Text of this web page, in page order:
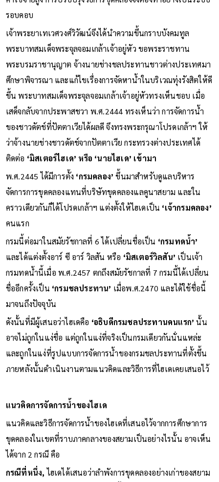
รอบคอบ
เจ้าพระยาเทเวศวงศ์วิวัฒน์จึงได้นำความขึ้นกราบบังคมทูล
พระบาทสมเด็จพระจุลจอมเกล้าเจ้าอยู่หัว ขอพระราชทาน
พระบรมราชานุญาต จ้างนายช่างชลประทานชาวต่างประเทศมา
ศึกษาพิจารณา และแก้ไขเรื่องการจัดหาน้ำในบริเวณทุ่งรังสิตให้ดี
ขึ้น พระบาทสมเด็จพระจุลจอมเกล้าเจ้าอยู่หัวทรงเห็นชอบ เมื่อ
เสด็จกลับจากประพาสชวา พ.ศ.2444 ทรงเห็นว่า การจัดการน้ำ
ของชาวดัตช์ที่ปัตตาเวียได้ผลดี จึงทรงพระกรุณาโปรดเกล้าฯ ให้
ว่าจ้างนายช่างชาวดัตช์จากปัตตาเวีย กระทรวงต่างประเทศได้
ติดต่อ ‘มิสเตอร์ไฮเด’ หรือ ‘นายไฮเด’ เข้ามา
พ.ศ.2445 ได้มีการตั้ง ‘กรมคลอง’ขึ้นมาสำหรับดูแลบริหาร
จัดการการขุดคลองแทนที่บริษัทขุดคลองแลคูนาสยาม และใน
คราวเดียวกันก็ได้โปรดเกล้าฯ แต่งตั้งให้ไฮเดเป็น ‘เจ้ากรมคลอง’
คนแรก
กรมนี้ต่อมาในสมัยรัชกาลที่ 6 ได้เปลี่ยนชื่อเป็น ‘กรมทดน้ำ’
และได้แต่งตั้งอาร์ ซี อาร์ วิลสัน หรือ ‘มิสเตอร์วิลสัน’ เป็นเจ้า
กรมทดน้ำนี้เมื่อ พ.ศ.2457 ตกถึงสมัยรัชกาลที่ 7 กรมนี้ได้เปลี่ยน
ชื่ออีกครั้งเป็น ‘กรมชลประทาน’ เมื่อพ.ศ.2470 และได้ใช้ชื่อนี้
มาจนถึงปัจจุบัน
ดังนั้นที่มีผู้เสนอว่าไฮเดคือ ‘อธิบดีกรมชลประทานคนแรก’ นั้น
อาจไม่ถูกในแง่ชื่อ แต่ถูกในแง่ที่จริงเป็นกรมเดียวกันนั่นแหล่ะ
และถูกในแง่ที่รูปแบบการจัดการน้ำของกรมชลประทานที่ตั้งขึ้น
ภายหลังนั้นดำเนินงานตามแนวคิดและวิธีการที่ไฮเดเคยเสนอไว้
แนวคิดการจัดการน้ำของไฮเด
แนวคิดและวิธีการจัดการน้ำของไฮเดที่เสนอไว้จากการศึกษาการ
ขุดคลองในเขตที่ราบภาคกลางของสยามเป็นอย่างไรนั้น อาจเห็น
ได้จาก 2 กรณี คือ
กรณีที่หนึ่ง,ไฮเดได้เสนอว่าลำพังการขุดคลองอย่างเก่าของสยาม